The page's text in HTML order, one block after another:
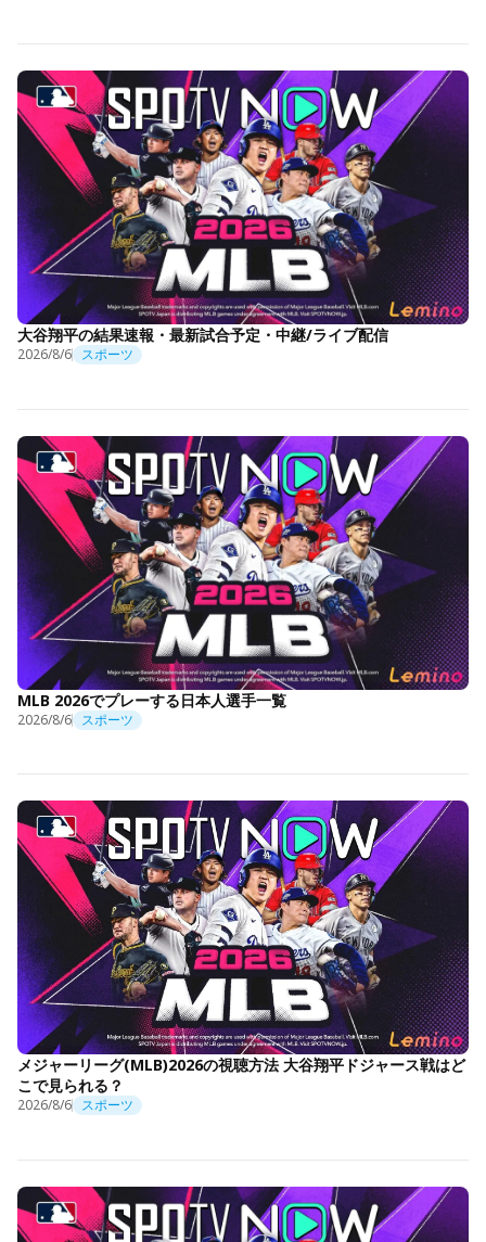
大谷翔平の結果速報・最新試合予定・中継/ライブ配信
2026/8/6 スポーツ
MLB 2026でプレーする日本人選手一覧
2026/8/6 スポーツ
メジャーリーグ(MLB)2026の視聴方法 大谷翔平ドジャース戦はど
こで見られる？
2026/8/6 スポーツ